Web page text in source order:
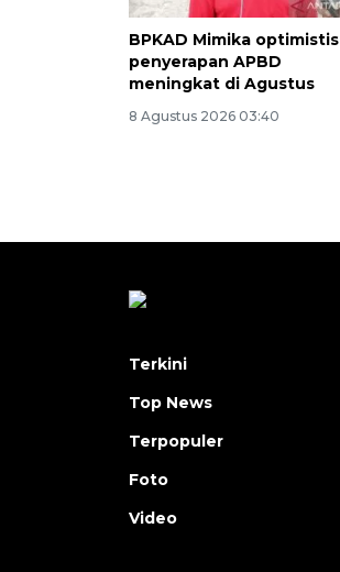
BPKAD Mimika optimistis
penyerapan APBD
meningkat di Agustus
8 Agustus 2026 03:40
Terkini
Top News
Terpopuler
Foto
Video